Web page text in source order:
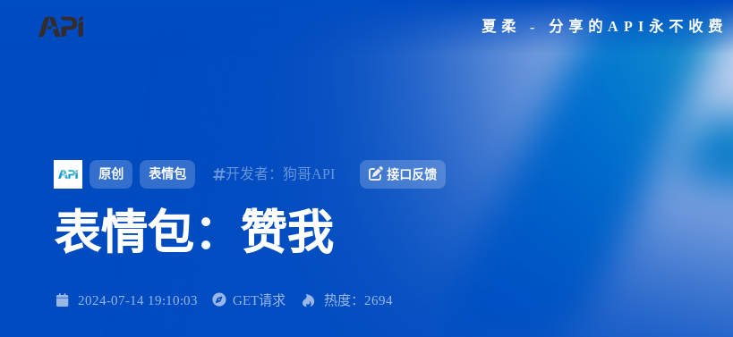
夏柔 - 分享的API永不收费
原创 表情包 开发者：狗哥API 接口反馈
表情包：赞我
2024-07-14 19:10:03 GET请求 热度：2694